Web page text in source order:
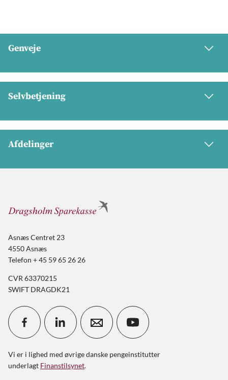
Genveje
Selvbetjening
Afdelinger
Asnæs Centret 23
4550 Asnæs
Telefon + 45 59 65 26 26
CVR 63370215
SWIFT DRAGDK21
Vi er i lighed med øvrige danske pengeinstitutter
underlagt Finanstilsynet.